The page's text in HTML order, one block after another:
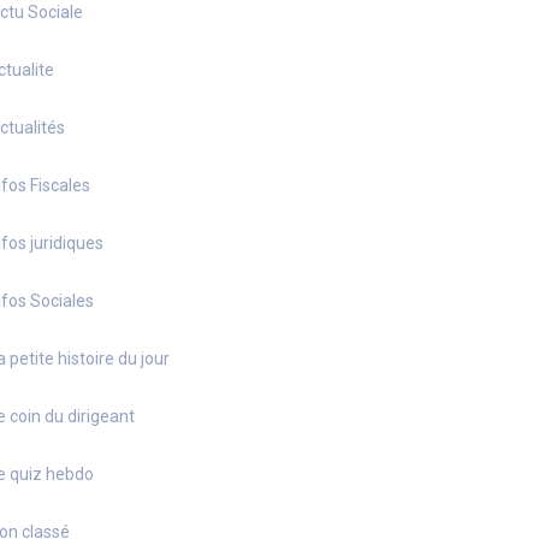
Sociale
Fiscales
juridiques
Sociales
petite histoire du jour
coin du dirigeant
quiz hebdo
classé